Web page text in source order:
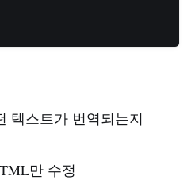
텍스트가 번역되는지
만 수정